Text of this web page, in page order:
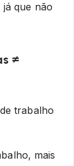
que não
≠
trabalho
mais